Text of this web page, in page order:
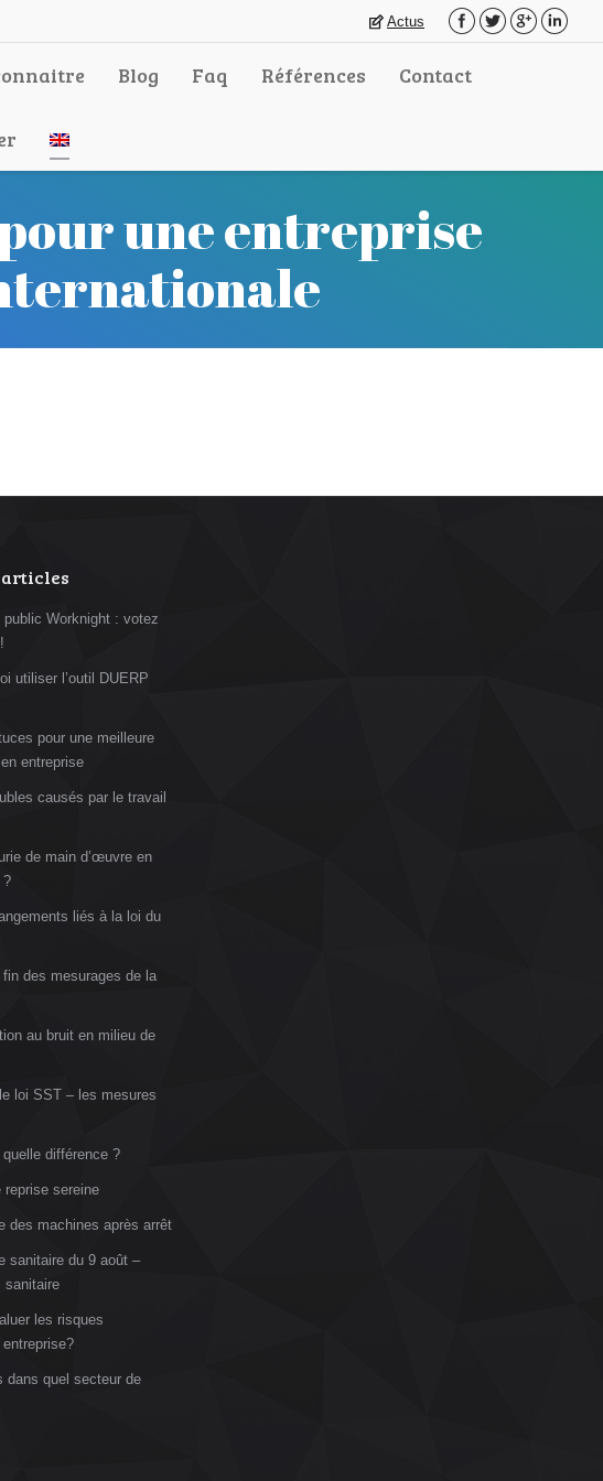
Actus
Blog Faq Références Contact
une entreprise
articles
Worknight : votez
utiliser l’outil DUERP
pour une meilleure
entreprise
causés par le travail
de main d’œuvre en
?
liés à la loi du
des mesurages de la
au bruit en milieu de
loi SST – les mesures
différence ?
reprise sereine
des machines après arrêt
sanitaire du 9 août –
sanitaire
les risques
dans quel secteur de